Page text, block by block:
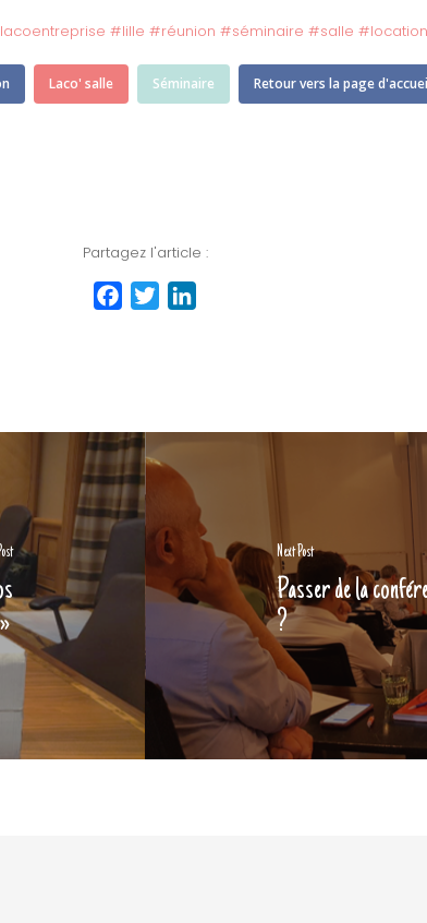
lacoentreprise #lille #réunion #séminaire #salle #location
Laco' salle Séminaire Retour vers la page
Partagez l'article :
Facebook
Twitter
Next Post
Passer de la
?